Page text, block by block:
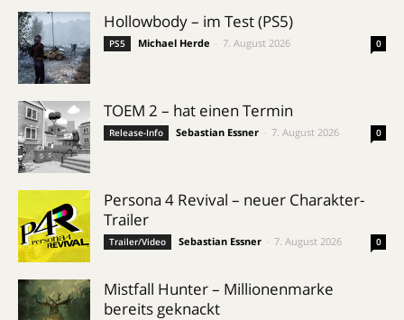
Hollowbody – im Test (PS5)
PS5 Michael Herde 7. August 2026 0
TOEM 2 – hat einen Termin
Release-Info Sebastian Essner 7. August 2026 0
Persona 4 Revival – neuer Charakter-
Trailer
Trailer/Video Sebastian Essner 7. August 2026 0
Mistfall Hunter – Millionenmarke
bereits geknackt